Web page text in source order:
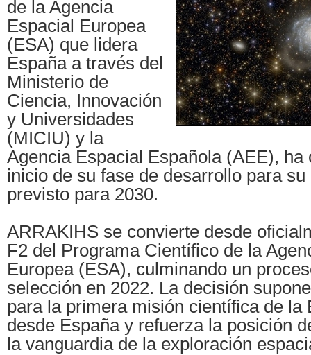
de la Agencia
Espacial Europea
(ESA) que lidera
España a través del
Ministerio de
Ciencia, Innovación
y Universidades
(MICIU) y la
Agencia Espacial Española (AEE), ha
inicio de su fase de desarrollo para
previsto para 2030.
ARRAKIHS se convierte desde
F2 del Programa Científico de la
Europea (ESA), culminando un
selección en 2022. La decisión
para la primera misión científica de la
desde España y refuerza la posición
la vanguardia de la exploración